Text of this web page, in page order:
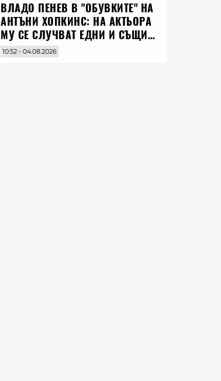
ВЛАДO ПЕНЕВ В "ОБУВКИТЕ" НА
АНТЪНИ ХОПКИНС: НА АКТЬОРА
МУ СЕ СЛУЧВАТ ЕДНИ И СЪЩИ
НЕЩА ПО ЦЕЛИЯ СВЯТ
10:52 - 04.08.2026